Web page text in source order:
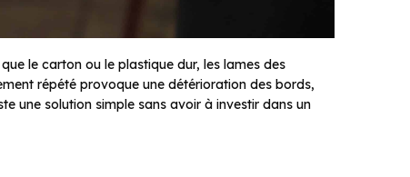
le carton ou le plastique dur, les lames des
répété provoque une détérioration des bords,
une solution simple sans avoir à investir dans un